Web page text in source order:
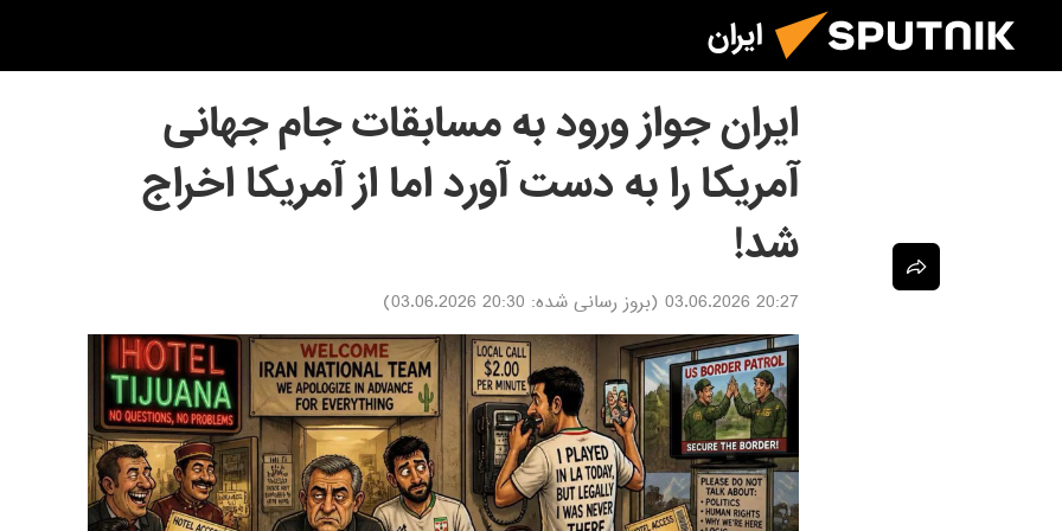
ایران
ایران جواز ورود به مسابقات جام جهانی
آمریکا را به دست آورد اما از آمریکا اخراج
شد!
20:27 03.06.2026 (بروز رسانی شده: 20:30 03.06.2026
)